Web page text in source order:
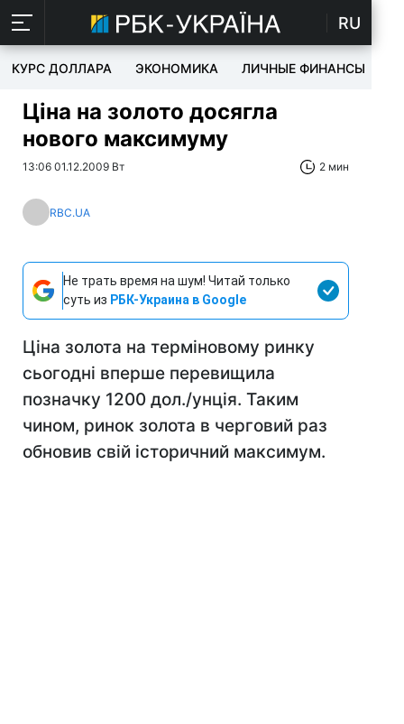
RU
КУРС ДОЛЛАРА ЭКОНОМИКА ЛИЧНЫЕ ФИНАНСЫ
Ціна на золото досягла
нового максимуму
13:06 01.12.2009 Вт 2 мин
RBC.UA
Не трать время на шум! Читай только
суть из РБК-Украина в Google
Ціна золота на терміновому ринку
сьогодні вперше перевищила
позначку 1200 дол./унція. Таким
чином, ринок золота в черговий раз
обновив свій історичний максимум.